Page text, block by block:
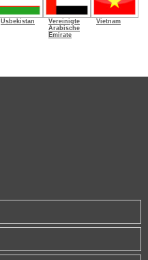
Usbekistan
Vereinigte
Arabische
Emirate
Vietnam